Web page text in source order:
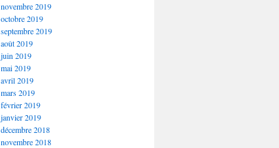
novembre 2019
octobre 2019
septembre 2019
août 2019
juin 2019
mai 2019
avril 2019
mars 2019
février 2019
janvier 2019
décembre 2018
novembre 2018